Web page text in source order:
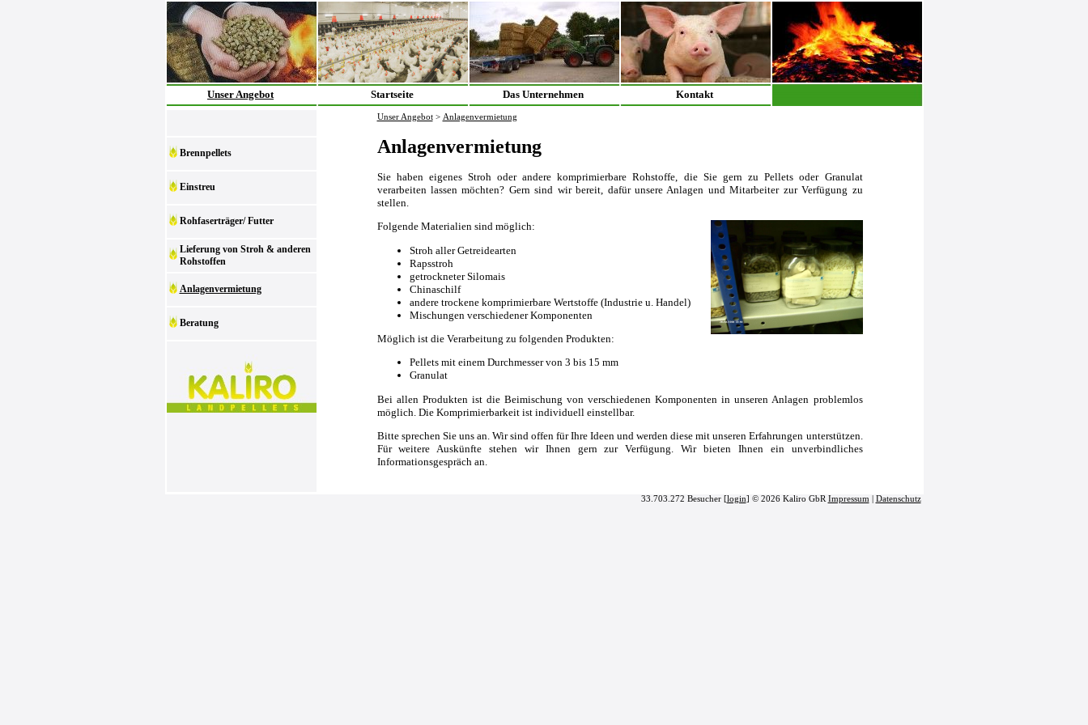
Unser Angebot Startseite Das Unternehmen Kontakt
Brennpellets
Einstreu
Rohfaserträger/ Futter
Lieferung von Stroh & anderen
Rohstoffen
Anlagenvermietung
Beratung
Unser Angebot > Anlagenvermietung
Anlagenvermietung
Sie haben eigenes Stroh oder andere komprimierbare Rohstoffe, die Sie gern zu Pellets oder Granulat
verarbeiten lassen möchten? Gern sind wir bereit, dafür unsere Anlagen und Mitarbeiter zur Verfügung zu
stellen.
Folgende Materialien sind möglich:
Stroh aller Getreidearten
Rapsstroh
getrockneter Silomais
Chinaschilf
andere trockene komprimierbare Wertstoffe (Industrie u. Handel)
Mischungen verschiedener Komponenten
Möglich ist die Verarbeitung zu folgenden Produkten:
Pellets mit einem Durchmesser von 3 bis 15 mm
Granulat
Bei allen Produkten ist die Beimischung von verschiedenen Komponenten in unseren Anlagen problemlos
möglich. Die Komprimierbarkeit ist individuell einstellbar.
Bitte sprechen Sie uns an. Wir sind offen für Ihre Ideen und werden diese mit unseren Erfahrungen unterstützen.
Für weitere Auskünfte stehen wir Ihnen gern zur Verfügung. Wir bieten Ihnen ein unverbindliches
Informationsgespräch an.
33.703.272 Besucher [login] © 2026 Kaliro GbR Impressum Datenschutz